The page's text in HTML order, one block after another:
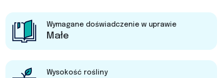
Wymagane doświadczenie w uprawie
Małe
Wysokość rośliny